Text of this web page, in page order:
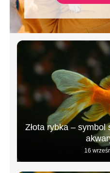
Złota rybka –
16